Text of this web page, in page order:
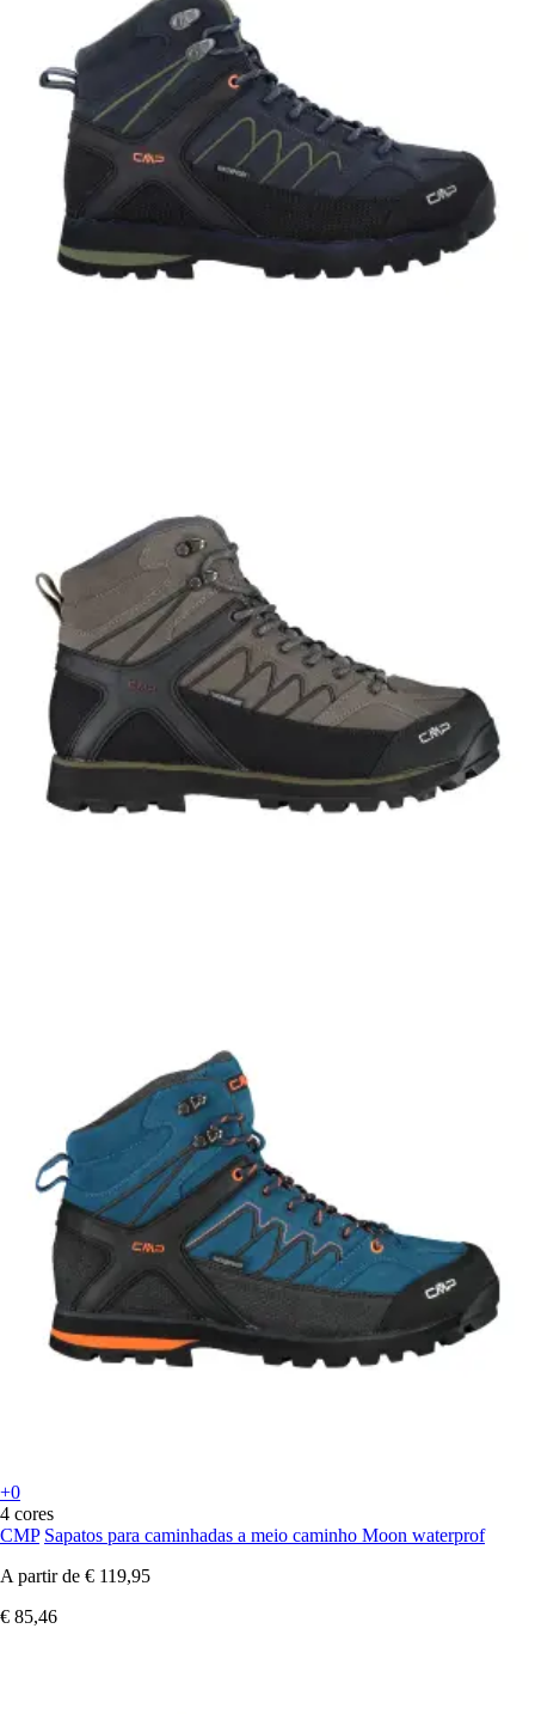
+0
4 cores
CMP Sapatos para caminhadas a meio caminho Moon waterprof
A partir de € 119,95
€ 85,46